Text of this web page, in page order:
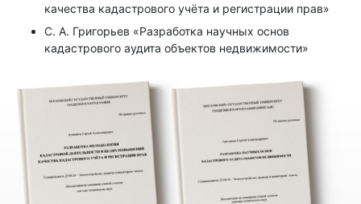
качества кадастрового учёта и регистрации прав»
С. А. Григорьев «Разработка научных основ
кадастрового аудита объектов недвижимости»